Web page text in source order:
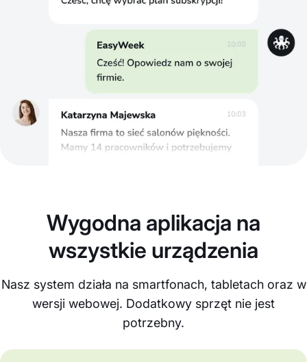
Wygodna aplikacja na
wszystkie urządzenia
Nasz system działa na smartfonach, tabletach oraz w
wersji webowej. Dodatkowy sprzęt nie jest
potrzebny.